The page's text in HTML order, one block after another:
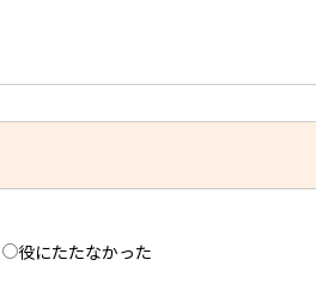
役にたたなかった